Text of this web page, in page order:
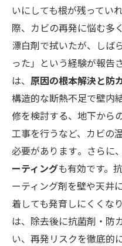
いにしても根が残ってい
際、カビの再発に悩む多
漂白剤で拭いたが、しば
った」という経験が報告
は、 原因の根本解決と防
構造的な断熱不足で壁内
修を検討する、地下から
工事を行うなど、カビの
必要があります​。さらに
ーティングも有効です。
ーティング剤を壁や天井
着しても発育しにくくな
は、除去後に抗菌剤・防
い、再発リスクを徹底的